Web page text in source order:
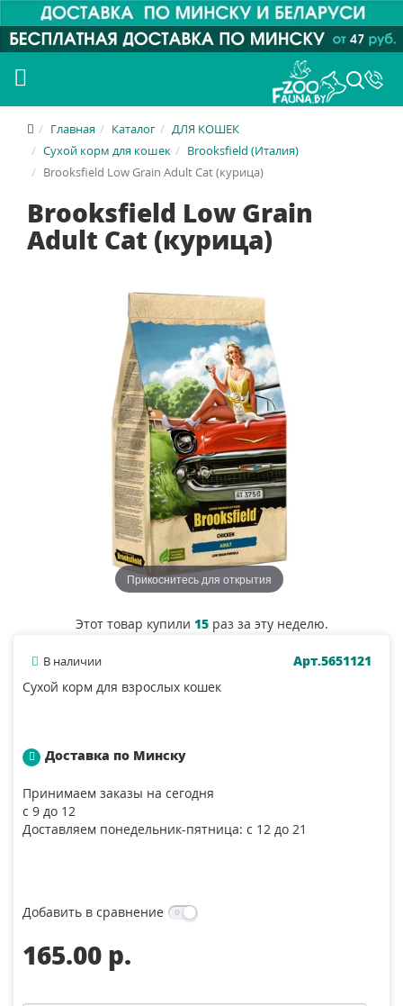
Главная Каталог
ДЛЯ КОШЕК
Сухой корм для кошек
Brooksfield (Италия)
Brooksfield Low Grain Adult Cat (курица)
Brooksfield Low Grain
Adult Cat (курица)
Прикоснитесь для открытия
Этот товар купили 15раз за эту неделю.
В наличии
Арт.5651121
Сухой корм для взрослых кошек
Доставка по Минску
Принимаем заказы на сегодня
с 9 до 12
Доставляем понедельник-пятница: с 12 до 21
Добавить в сравнение
165.00 p.